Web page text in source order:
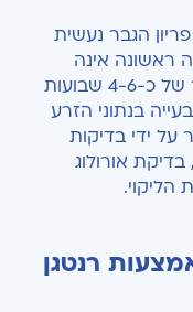
הגבר נעשית
ראשונה אינה
תקינה חוזרים על הבדיקה בפער של כ-4-6 שבועות
בנתוני הזרע
על ידי בדיקות
אורולוג
הליקוי.
רנטגן